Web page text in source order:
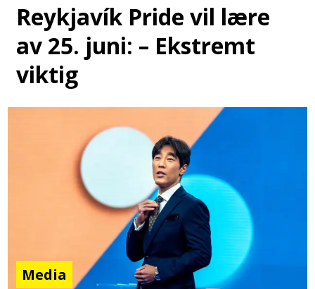
Reykjavík Pride vil lære
av 25. juni: – Ekstremt
viktig
Media